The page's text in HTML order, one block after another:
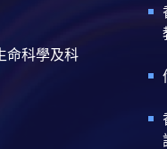
命科學及科